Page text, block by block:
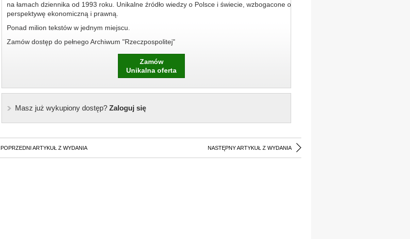
na łamach dziennika od 1993 roku. Unikalne źródło wiedzy o Polsce i świecie, wzbogacone o
perspektywę ekonomiczną i prawną.
Ponad milion tekstów w jednym miejscu.
Zamów dostęp do pełnego Archiwum "Rzeczpospolitej"
Zamów
Unikalna oferta
Masz już wykupiony dostęp?Zaloguj się
POPRZEDNI ARTYKUŁ Z WYDANIA NASTĘPNY ARTYKUŁ Z WYDANIA